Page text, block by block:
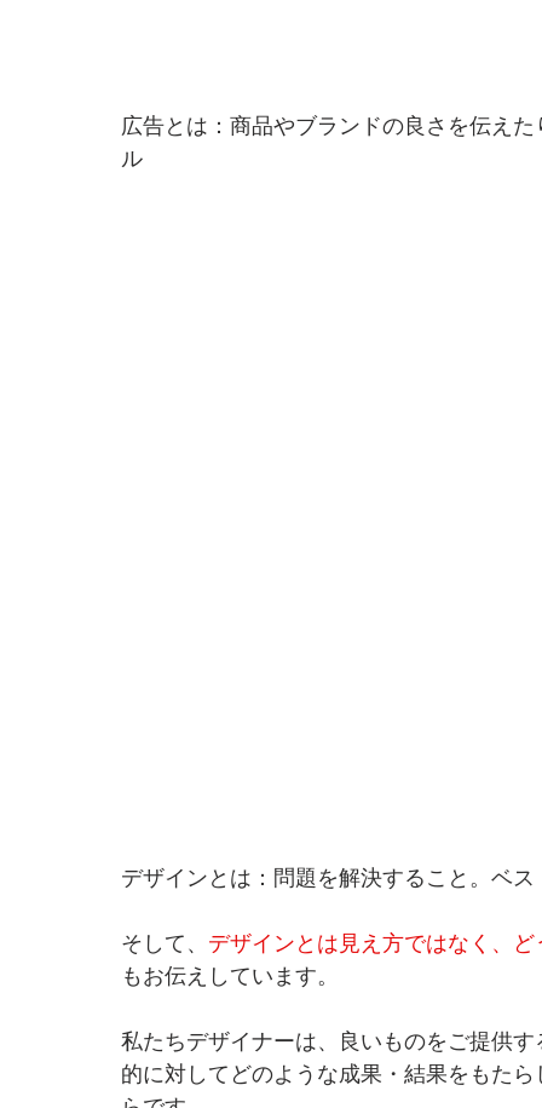
広告とは：商品やブランドの良さを伝え
ル
デザインとは：問題を解決すること。ベ
そして、 デザインとは見え方ではなく、
もお伝えしています。
私たちデザイナーは、良いものをご提供
的に対してどのような成果・結果をもた